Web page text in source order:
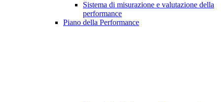
Sistema di misurazione e valutazione della
performance
Piano della Performance